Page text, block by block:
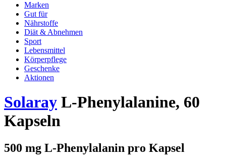
Marken
Gut für
Nährstoffe
Diät & Abnehmen
Sport
Lebensmittel
Körperpflege
Geschenke
Aktionen
Solaray L-Phenylalanine, 60
Kapseln
500 mg L-Phenylalanin pro Kapsel